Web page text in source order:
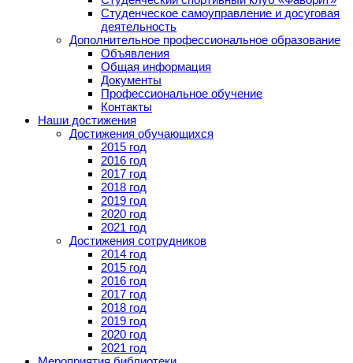
Студенческое самоуправление и досуговая
деятельность
Дополнительное профессиональное образование
Объявления
Общая информация
Документы
Профессиональное обучение
Контакты
Наши достижения
Достижения обучающихся
2015 год
2016 год
2017 год
2018 год
2019 год
2020 год
2021 год
Достижения сотрудников
2014 год
2015 год
2016 год
2017 год
2018 год
2019 год
2020 год
2021 год